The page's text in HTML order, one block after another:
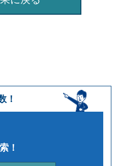
！
！